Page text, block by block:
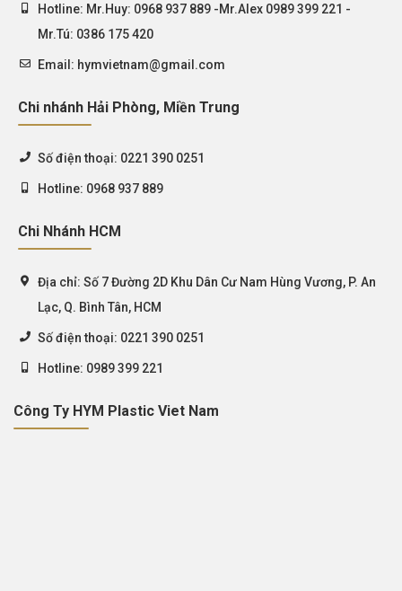
Hotline: Mr.Huy: 0968 937 889 -Mr.Alex 0989 399 221 -
Mr.Tú: 0386 175 420
Email: hymvietnam@gmail.com
Chi nhánh Hải Phòng, Miền Trung
Số điện thoại: 0221 390 0251
Hotline: 0968 937 889
Chi Nhánh HCM
Địa chỉ: Số 7 Đường 2D Khu Dân Cư Nam Hùng Vương, P. An
Lạc, Q. Bình Tân, HCM
Số điện thoại: 0221 390 0251
Hotline: 0989 399 221
Công Ty HYM Plastic Viet Nam